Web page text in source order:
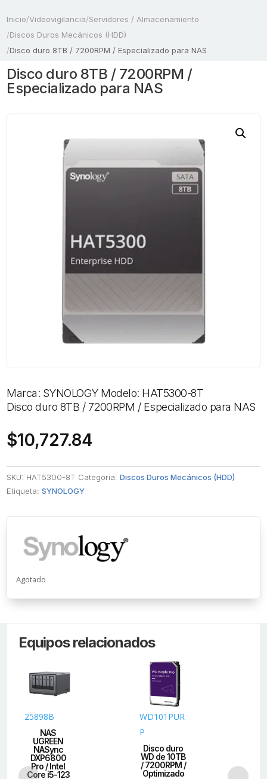
Inicio/Videovigilancia/Servidores / Almacenamiento
/Discos Duros Mecánicos (HDD)
/Disco duro 8TB / 7200RPM / Especializado para NAS
Disco duro 8TB / 7200RPM /
Especializado para NAS
Marca: SYNOLOGY Modelo: HAT5300-8T
Disco duro 8TB / 7200RPM / Especializado para NAS
$10,727.84
SKU: HAT5300-8T Categoría:Discos Duros Mecánicos (HDD)
Etiqueta:SYNOLOGY
Agotado
Equipos relacionados
25898B
NAS
UGREEN
NASync
DXP6800
Pro / Intel
Core i5-123
WD101PUR
P
Disco duro
WD de 10TB
/ 7200RPM /
Optimizado